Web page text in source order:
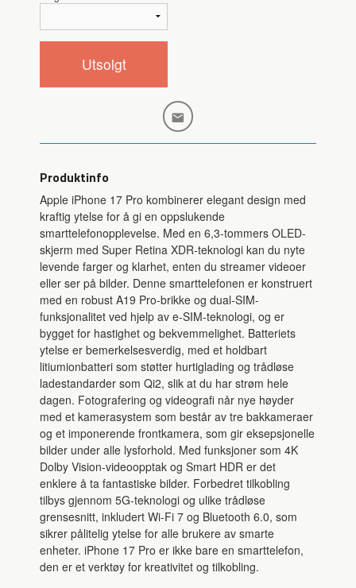
Utsolgt
Produktinfo
Apple iPhone 17 Pro kombinerer elegant design med
kraftig ytelse for å gi en oppslukende
smarttelefonopplevelse. Med en 6,3-tommers OLED-
skjerm med Super Retina XDR-teknologi kan du nyte
levende farger og klarhet, enten du streamer videoer
eller ser på bilder. Denne smarttelefonen er konstruert
med en robust A19 Pro-brikke og dual-SIM-
funksjonalitet ved hjelp av e-SIM-teknologi, og er
bygget for hastighet og bekvemmelighet. Batteriets
ytelse er bemerkelsesverdig, med et holdbart
litiumionbatteri som støtter hurtiglading og trådløse
ladestandarder som Qi2, slik at du har strøm hele
dagen. Fotografering og videografi når nye høyder
med et kamerasystem som består av tre bakkameraer
og et imponerende frontkamera, som gir eksepsjonelle
bilder under alle lysforhold. Med funksjoner som 4K
Dolby Vision-videoopptak og Smart HDR er det
enklere å ta fantastiske bilder. Forbedret tilkobling
tilbys gjennom 5G-teknologi og ulike trådløse
grensesnitt, inkludert Wi-Fi 7 og Bluetooth 6.0, som
sikrer pålitelig ytelse for alle brukere av smarte
enheter. iPhone 17 Pro er ikke bare en smarttelefon,
den er et verktøy for kreativitet og tilkobling.